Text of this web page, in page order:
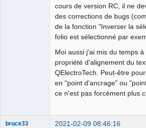
cours de version RC, il ne
des corrections de bugs
de la fonction "Inverser la
folio est sélectionné par
Moi aussi j'ai mis du temps
propriété d'alignement du
QElectroTech. Peut-être
en "point d'ancrage" ou
ce n'est pas forcément plus
bruce33 2021-02-09 08:46:16